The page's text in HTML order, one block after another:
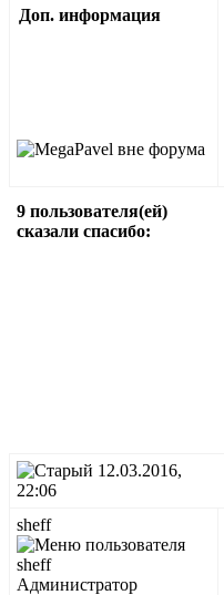
Доп. информация
9 пользователя(ей)
сказали cпасибо:
12.03.2016,
22:06
sheff
Администратор